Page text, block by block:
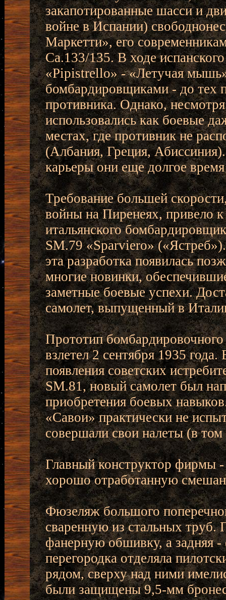
закапотированные шасси и
войне в Испании)
Маркетти», его
Са.133/135. В ходе
«Pipistrello» - «Летучая
бомбардировщиками - до тех
противника. Однако,
использовались как боевые
местах, где противник не
(Албания, Греция,
карьеры они еще долгое
Требование большей
войны на Пиренеях, привело
итальянского
SM.79 «Sparviero»
эта разработка появилась
многие новинки,
заметные боевые успехи.
самолет, выпущенный в
Прототип
взлетел 2 сентября 1935
появления советских
SM.81, новый самолет был
приобретения боевых
«Савои» практически не
совершали свои налеты (в том
Главный конструктор фирмы
хорошо отработанную
Фюзеляж большого
сваренную из стальных труб.
фанерную обшивку, а задняя
перегородка отделяла
рядом, сверху над ними
были защищены 9,5-мм